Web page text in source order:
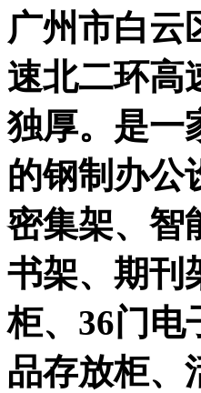
广州市白云
速北二环高
独厚。是一
的钢制办公
密集架、智
书架、期刊
柜、36门电
品存放柜、